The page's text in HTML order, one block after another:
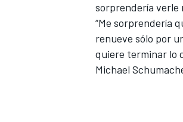
sorprendería verle
“Me sorprendería
renueve sólo por
quiere terminar lo
Michael